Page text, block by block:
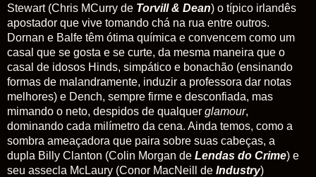
Stewart (Chris MCurry de Torvill & Dean) o típico irlandês
apostador que vive tomando chá na rua entre outros.
Dornan e Balfe têm ótima química e convencem como um
casal que se gosta e se curte, da mesma maneira que o
casal de idosos Hinds, simpático e bonachão (ensinando
formas de malandramente, induzir a professora dar notas
melhores) e Dench, sempre firme e desconfiada, mas
mimando o neto, despidos de qualquer glamour,
dominando cada milímetro da cena. Ainda temos, como a
sombra ameaçadora que paira sobre suas cabeças, a
dupla Billy Clanton (Colin Morgan de Lendas do Crime) e
seu assecla McLaury (Conor MacNeill de Industry)